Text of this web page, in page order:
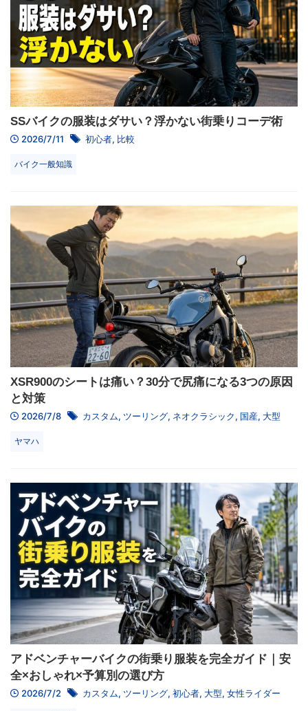
SSバイクの服装はダサい？浮かない街乗りコーデ術
2026/7/11 初心者, 比較
バイク一般知識
XSR900のシートは痛い？30分で尻痛になる3つの原因
と対策
2026/7/8 カスタム, ツーリング, ネオクラシック, 国産, 大型
ヤマハ
アドベンチャーバイクの街乗り服装を完全ガイド｜安
全×おしゃれ×予算別の選び方
2026/7/2 カスタム, ツーリング, 初心者, 大型, 女性ライダー